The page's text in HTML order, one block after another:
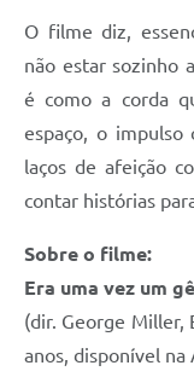
O filme diz,
não estar sozinho
é como a corda
espaço, o
laços de afeição
contar histórias
Sobre o filme:
Era uma vez um
(dir. George Miller,
anos, disponível